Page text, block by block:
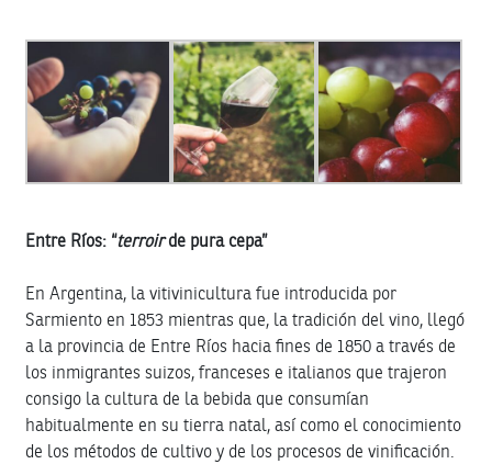
Entre Ríos: “terroirde pura cepa”
En Argentina, la vitivinicultura fue introducida por
Sarmiento en 1853 mientras que, la tradición del vino, llegó
a la provincia de Entre Ríos hacia fines de 1850 a través de
los inmigrantes suizos, franceses e italianos que trajeron
consigo la cultura de la bebida que consumían
habitualmente en su tierra natal, así como el conocimiento
de los métodos de cultivo y de los procesos de vinificación.